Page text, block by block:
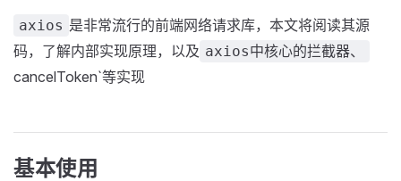
axios 是非常流行的前端网络请求库，本文将阅读其源
码，了解内部实现原理，以及 axios中核心的拦截器、
cancelToken`等实现
基本使用